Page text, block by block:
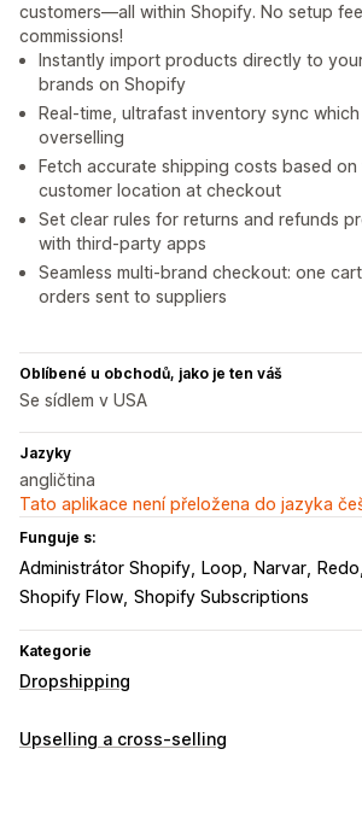
customers—all within Shopify. No setup
commissions!
Instantly import products directly to
brands on Shopify
Real-time, ultrafast inventory sync
overselling
Fetch accurate shipping costs based on
customer location at checkout
Set clear rules for returns and refunds
with third-party apps
Seamless multi-brand checkout: one
orders sent to suppliers
Oblíbené u obchodů, jako je ten váš
Se sídlem v USA
Jazyky
angličtina
Tato aplikace není přeložena do jazyka
Funguje s:
Administrátor Shopify Loop Narvar Redo
Shopify Flow Shopify Subscriptions
Kategorie
Dropshipping
Produkty, které můžete prodávat
Upselling a cross-selling